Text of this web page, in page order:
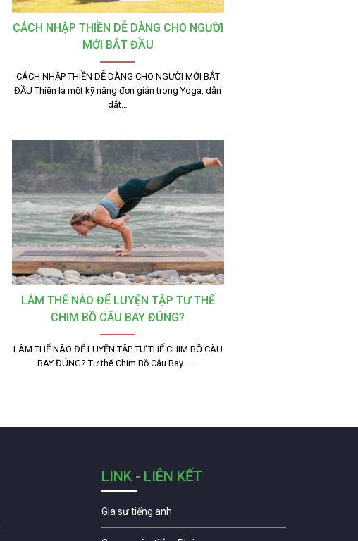
CÁCH NHẬP THIỀN DỄ DÀNG CHO NGƯỜI
MỚI BẮT ĐẦU
CÁCH NHẬP THIỀN DỄ DÀNG CHO NGƯỜI MỚI BẮT
ĐẦU Thiền là một kỹ năng đơn giản trong Yoga, dẫn
dắt…
LÀM THẾ NÀO ĐỂ LUYỆN TẬP TƯ THẾ
CHIM BỒ CÂU BAY ĐÚNG?
LÀM THẾ NÀO ĐỂ LUYỆN TẬP TƯ THẾ CHIM BỒ CÂU
BAY ĐÚNG? Tư thế Chim Bồ Câu Bay –…
LINK - LIÊN KẾT
Gia sư tiếng anh